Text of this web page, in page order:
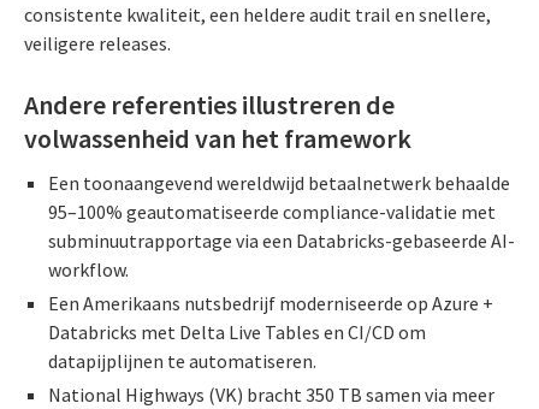
consistente kwaliteit, een heldere audit trail en snellere,
veiligere releases.
Andere referenties illustreren de
volwassenheid van het framework
Een toonaangevend wereldwijd betaalnetwerk behaalde
95–100% geautomatiseerde compliance-validatie met
subminuutrapportage via een Databricks-gebaseerde AI-
workflow.
Een Amerikaans nutsbedrijf moderniseerde op Azure +
Databricks met Delta Live Tables en CI/CD om
datapijplijnen te automatiseren.
National Highways (VK) bracht 350 TB samen via meer